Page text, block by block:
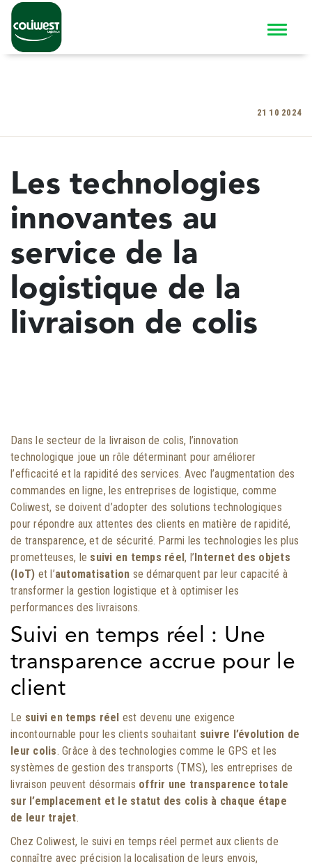
21 10 2024
Les technologies
innovantes au
service de la
logistique de la
livraison de colis
Dans le secteur de la livraison de colis, l’innovation
technologique joue un rôle déterminant pour améliorer
l’efficacité et la rapidité des services. Avec l’augmentation des
commandes en ligne, les entreprises de logistique, comme
Coliwest, se doivent d’adopter des solutions technologiques
pour répondre aux attentes des clients en matière de rapidité,
de transparence, et de sécurité. Parmi les technologies les plus
prometteuses, le suivi en temps réel, l’Internet des objets
(IoT) et l’automatisation se démarquent par leur capacité à
transformer la gestion logistique et à optimiser les
performances des livraisons.
Suivi en temps réel : Une
transparence accrue pour le
client
Le suivi en temps réel est devenu une exigence
incontournable pour les clients souhaitant suivre l’évolution de
leur colis. Grâce à des technologies comme le GPS et les
systèmes de gestion des transports (TMS), les entreprises de
livraison peuvent désormais offrir une transparence totale
sur l’emplacement et le statut des colis à chaque étape
de leur trajet.
Chez Coliwest, le suivi en temps réel permet aux clients de
connaître avec précision la localisation de leurs envois,